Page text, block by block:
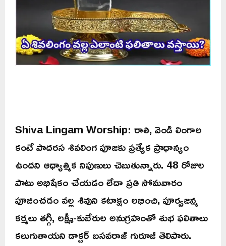
Shiva Lingam Worship: రాతి, వెండి లింగాల
కంటే పాదరస శివలింగ పూజకు ప్రత్యేక ప్రాధాన్యం
ఉందని ఆధ్యాత్మిక నిపుణులు చెబుతున్నారు. 48 రోజుల
పాటు అభిషేకం చేయడం లేదా ప్రతి సోమవారం
పూజించడం వల్ల శివుని కటాక్షం లభించి, పూర్వజన్మ
కర్మలు తగ్గి, లక్ష్మీ-కుబేరుల అనుగ్రహంతో శుభ ఫలితాలు
కలుగుతాయని డాక్టర్ బసవరాజ్ గురూజీ తెలిపారు.